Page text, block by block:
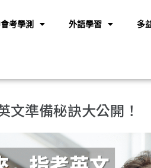
考學測 外語學習 多
文準備秘訣大公開！